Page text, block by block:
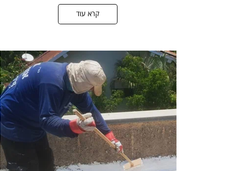
קרא עוד